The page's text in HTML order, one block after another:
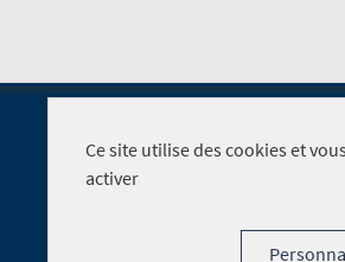
Ce site utilise des cookies et
activer